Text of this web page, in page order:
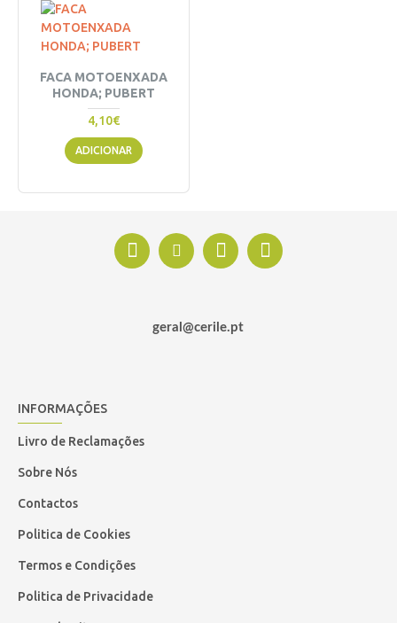
FACA MOTOENXADA
HONDA; PUBERT
4,10€
ADICIONAR
geral@cerile.pt
INFORMAÇÕES
Livro de Reclamações
Sobre Nós
Contactos
Politica de Cookies
Termos e Condições
Politica de Privacidade